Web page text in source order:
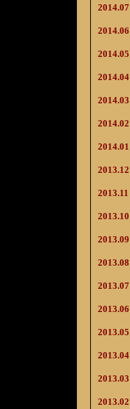
2014.07
2014.06
2014.05
2014.04
2014.03
2014.02
2014.01
2013.12
2013.11
2013.10
2013.09
2013.08
2013.07
2013.06
2013.05
2013.04
2013.03
2013.02